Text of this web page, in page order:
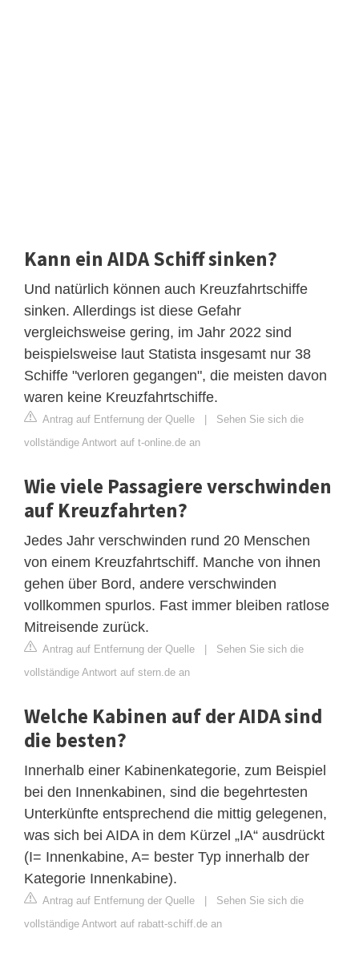
Kann ein AIDA Schiff sinken?
Und natürlich können auch Kreuzfahrtschiffe
sinken. Allerdings ist diese Gefahr
vergleichsweise gering, im Jahr 2022 sind
beispielsweise laut Statista insgesamt nur 38
Schiffe "verloren gegangen", die meisten davon
waren keine Kreuzfahrtschiffe.
Antrag auf Entfernung der Quelle | Sehen Sie sich die
vollständige Antwort auf t-online.de an
Wie viele Passagiere verschwinden
auf Kreuzfahrten?
Jedes Jahr verschwinden rund 20 Menschen
von einem Kreuzfahrtschiff. Manche von ihnen
gehen über Bord, andere verschwinden
vollkommen spurlos. Fast immer bleiben ratlose
Mitreisende zurück.
Antrag auf Entfernung der Quelle | Sehen Sie sich die
vollständige Antwort auf stern.de an
Welche Kabinen auf der AIDA sind
die besten?
Innerhalb einer Kabinenkategorie, zum Beispiel
bei den Innenkabinen, sind die begehrtesten
Unterkünfte entsprechend die mittig gelegenen,
was sich bei AIDA in dem Kürzel „IA“ ausdrückt
(I= Innenkabine, A= bester Typ innerhalb der
Kategorie Innenkabine).
Antrag auf Entfernung der Quelle | Sehen Sie sich die
vollständige Antwort auf rabatt-schiff.de an